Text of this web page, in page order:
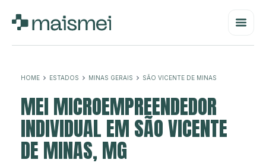
HOME ESTADOS MINAS GERAIS SÃO VICENTE DE MINAS
MEI MICROEMPREENDEDOR
INDIVIDUAL EM SÃO VICENTE
DE MINAS, MG